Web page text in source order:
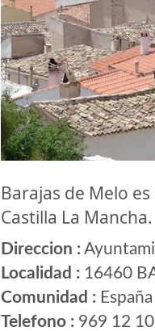
Barajas de Melo
Castilla La Mancha.
Direccion :
Localidad : 16460
Comunidad : España
Telefono : 969 12